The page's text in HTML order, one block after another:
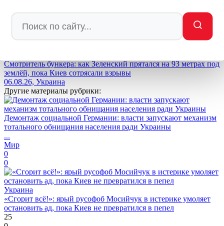
Польша готовится к войне с Украиной, а не с Россией —
неожиданный поворот Варшавы
Смотритель бункера: как Зеленский прятался на 93 метрах под
землёй, пока Киев сотрясали взрывы
06.08.26, Украина
Другие материалы рубрики:
Демонтаж социальной Германии: власти запускают механизм
тотального обнищания населения ради Украины
...
Мир
0
0
Украина
«Сгорит всё!»: ярый русофоб Мосийчук в истерике умоляет
остановить ад, пока Киев не превратился в пепел
25